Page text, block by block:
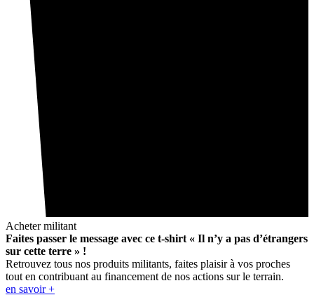
Acheter militant
Faites passer le message avec ce t-shirt « Il n’y a pas d’étrangers
sur cette terre » !
Retrouvez tous nos produits militants, faites plaisir à vos proches
tout en contribuant au financement de nos actions sur le terrain.
en savoir +